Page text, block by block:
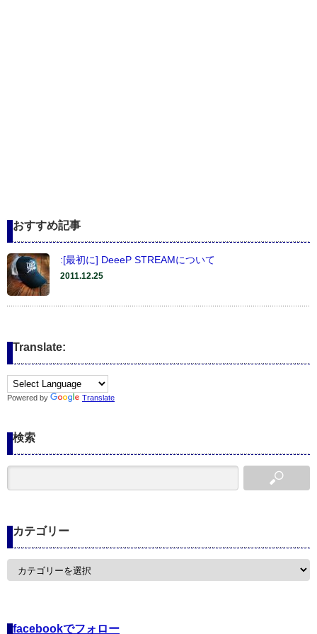
おすすめ記事
:[最初に] DeeeP STREAMについて
2011.12.25
Translate:
Powered by Translate
検索
カテゴリー
カ
facebookでフォロー